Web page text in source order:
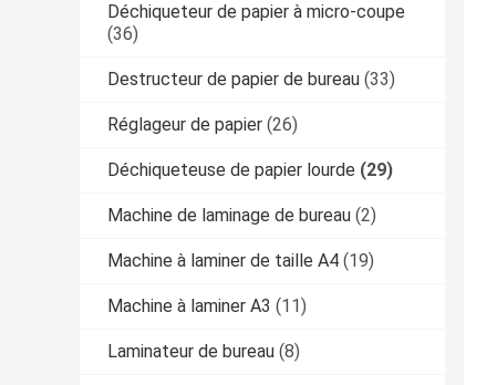
Déchiqueteur de papier à micro-coupe
(36)
Destructeur de papier de bureau (33)
Réglageur de papier (26)
Déchiqueteuse de papier lourde (29)
Machine de laminage de bureau (2)
Machine à laminer de taille A4 (19)
Machine à laminer A3 (11)
Laminateur de bureau (8)